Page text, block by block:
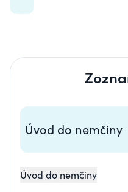
Úvod do nemčiny
Úvod do nemčiny